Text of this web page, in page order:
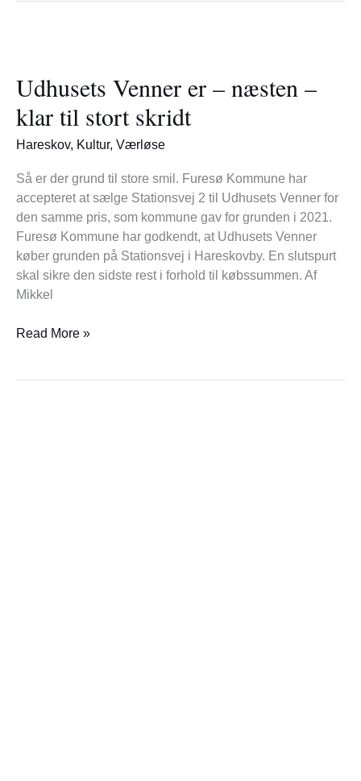
Udhusets Venner er – næsten –
klar til stort skridt
Hareskov, Kultur, Værløse
Så er der grund til store smil. Furesø Kommune har
accepteret at sælge Stationsvej 2 til Udhusets Venner for
den samme pris, som kommune gav for grunden i 2021.
Furesø Kommune har godkendt, at Udhusets Venner
køber grunden på Stationsvej i Hareskovby. En slutspurt
skal sikre den sidste rest i forhold til købssummen. Af
Mikkel
er
–
næsten
–
til
stort
skridt
Read More »